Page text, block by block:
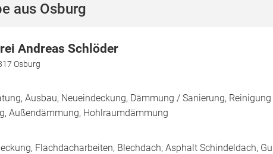
aus Osburg
Andreas Schlöder
Osburg
Ausbau, Neueindeckung, Dämmung / Sanierung,
Außendämmung, Hohlraumdämmung
Flachdacharbeiten, Blechdach, Asphalt Schindeldach,